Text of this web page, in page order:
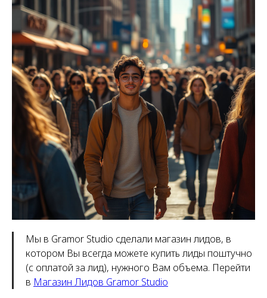
Мы в Gramor Studio сделали магазин лидов, в
котором Вы всегда можете купить лиды поштучно
(с оплатой за лид), нужного Вам объема. Перейти
в Магазин Лидов Gramor Studio